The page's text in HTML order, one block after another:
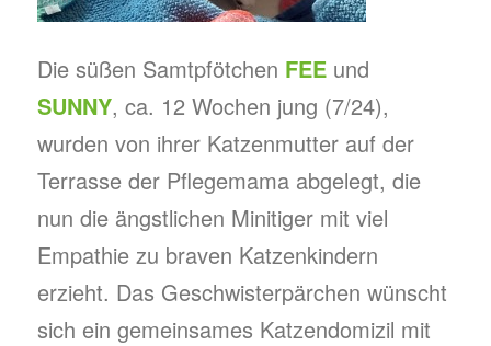
Die süßen Samtpfötchen FEEund
SUNNY, ca. 12 Wochen jung (7/24),
wurden von ihrer Katzenmutter auf der
Terrasse der Pflegemama abgelegt, die
nun die ängstlichen Minitiger mit viel
Empathie zu braven Katzenkindern
erzieht. Das Geschwisterpärchen wünscht
sich ein gemeinsames Katzendomizil mit